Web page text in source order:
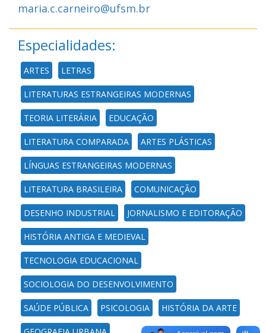
maria.c.carneiro@ufsm.br
Especialidades:
ARTES LETRAS
LITERATURAS ESTRANGEIRAS MODERNAS
TEORIA LITERÁRIA EDUCAÇÃO
LITERATURA COMPARADA ARTES PLÁSTICAS
LÍNGUAS ESTRANGEIRAS MODERNAS
LITERATURA BRASILEIRA COMUNICAÇÃO
DESENHO INDUSTRIAL JORNALISMO E EDITORAÇÃO
HISTÓRIA ANTIGA E MEDIEVAL
TECNOLOGIA EDUCACIONAL
SOCIOLOGIA DO DESENVOLVIMENTO
SAÚDE PÚBLICA PSICOLOGIA HISTÓRIA DA ARTE